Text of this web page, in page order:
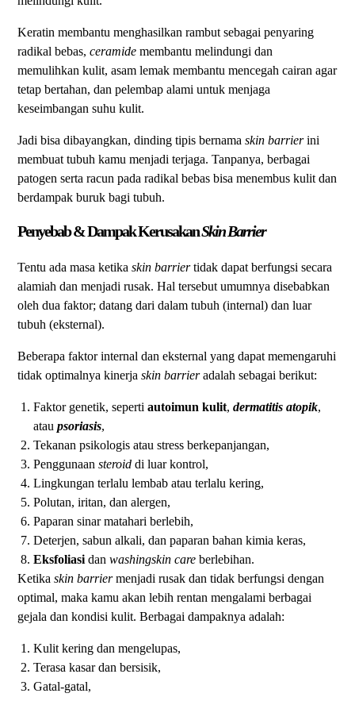
Keratin membantu menghasilkan rambut sebagai penyaring
radikal bebas,ceramide membantu melindungi dan
memulihkan kulit, asam lemak membantu mencegah cairan agar
tetap bertahan, dan pelembap alami untuk menjaga
keseimbangan suhu kulit.
Jadi bisa dibayangkan, dinding tipis bernamaskin barrierini
membuat tubuh kamu menjadi terjaga. Tanpanya, berbagai
patogen serta racun pada radikal bebas bisa menembus kulit dan
berdampak buruk bagi tubuh.
Penyebab & Dampak KerusakanSkin Barrier
Tentu ada masa ketikaskin barriertidak dapat berfungsi secara
alamiah dan menjadi rusak. Hal tersebut umumnya disebabkan
oleh dua faktor; datang dari dalam tubuh (internal) dan luar
tubuh (eksternal).
Beberapa faktor internal dan eksternal yang dapat memengaruhi
tidak optimalnya kinerjaskin barrieradalah sebagai berikut:
Faktor genetik, sepertiautoimun kulit,dermatitis atopik,
ataupsoriasis,
Tekanan psikologis atau stress berkepanjangan,
Penggunaansteroiddi luar kontrol,
Lingkungan terlalu lembab atau terlalu kering,
Polutan, iritan, dan alergen,
Paparan sinar matahari berlebih,
Deterjen, sabun alkali, dan paparan bahan kimia keras,
Eksfoliasi danwashingskin care berlebihan.
Ketikaskin barriermenjadi rusak dan tidak berfungsi dengan
optimal, maka kamu akan lebih rentan mengalami berbagai
gejala dan kondisi kulit. Berbagai dampaknya adalah:
Kulit kering dan mengelupas,
Terasa kasar dan bersisik,
Gatal-gatal,